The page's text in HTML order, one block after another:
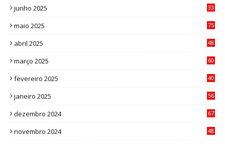
junho 2025
33
maio 2025 75
abril 2025
48
março 2025
60
fevereiro 2025
40
janeiro 2025
56
dezembro 2024
67
novembro 2024
48